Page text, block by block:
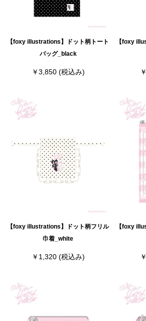
【foxy illustrations】ドット柄トート
バッグ_black
￥3,850 (税込み)
【foxy
【foxy illustrations】ドット柄フリル
巾着_white
￥1,320 (税込み)
【foxy